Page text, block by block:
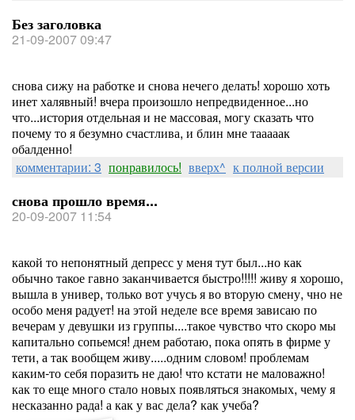
Без заголовка
21-09-2007 09:47
снова сижу на работке и снова нечего делать! хорошо хоть
инет халявный! вчера произошло непредвиденное...но
что...история отдельная и не массовая, могу сказать что
почему то я безумно счастлива, и блин мне тааааак
обалденно!
комментарии: 3 понравилось! вверх^ к полной версии
снова прошло время...
20-09-2007 11:54
какой то непонятный депресс у меня тут был...но как
обычно такое гавно заканчивается быстро!!!!! живу я хорошо,
вышла в универ, только вот учусь я во вторую смену, чно не
особо меня радует! на этой неделе все время зависаю по
вечерам у девушки из группы....такое чувство что скоро мы
капитально сопьемся! днем работаю, пока опять в фирме у
тети, а так вообщем живу.....одним словом! проблемам
каким-то себя поразить не даю! что кстати не маловажно!
как то еще много стало новых появляться знакомых, чему я
несказанно рада! а как у вас дела? как учеба?